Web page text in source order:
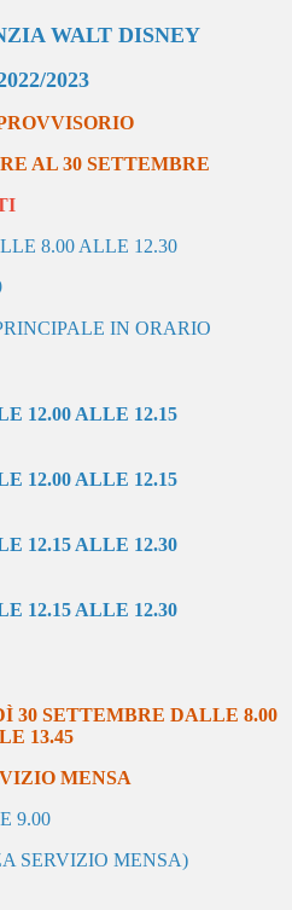
WALT DISNEY
2023
AL 30 SETTEMBRE
8.00 ALLE 12.30
IN ORARIO
12.00 ALLE 12.15
12.00 ALLE 12.15
12.15 ALLE 12.30
12.15 ALLE 12.30
30 SETTEMBRE DALLE 8.00
13.45
MENSA
9.00
SERVIZIO MENSA)